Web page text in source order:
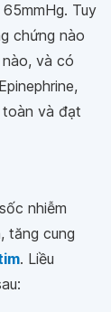
Tuy
chứng nào
và có
toàn và đạt
nhiễm
tăng cung
. Liều